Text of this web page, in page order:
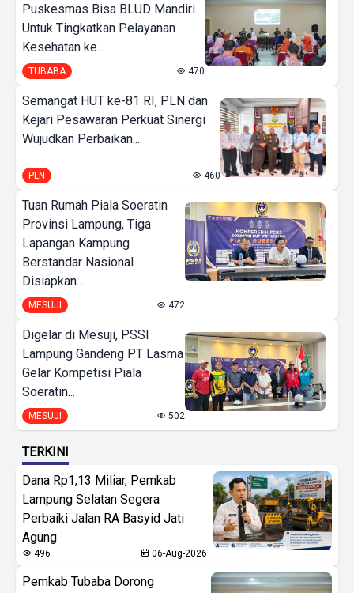
Puskesmas Bisa BLUD Mandiri
Untuk Tingkatkan Pelayanan
Kesehatan ke...
TUBABA 470
Semangat HUT ke-81 RI, PLN dan
Kejari Pesawaran Perkuat Sinergi
Wujudkan Perbaikan...
PLN 460
Tuan Rumah Piala Soeratin
Provinsi Lampung, Tiga
Lapangan Kampung
Berstandar Nasional
Disiapkan...
MESUJI 472
Digelar di Mesuji, PSSI
Lampung Gandeng PT Lasma
Gelar Kompetisi Piala
Soeratin...
MESUJI 502
TERKINI
Dana Rp1,13 Miliar, Pemkab
Lampung Selatan Segera
Perbaiki Jalan RA Basyid Jati
Agung
496 06-Aug-2026
Pemkab Tubaba Dorong